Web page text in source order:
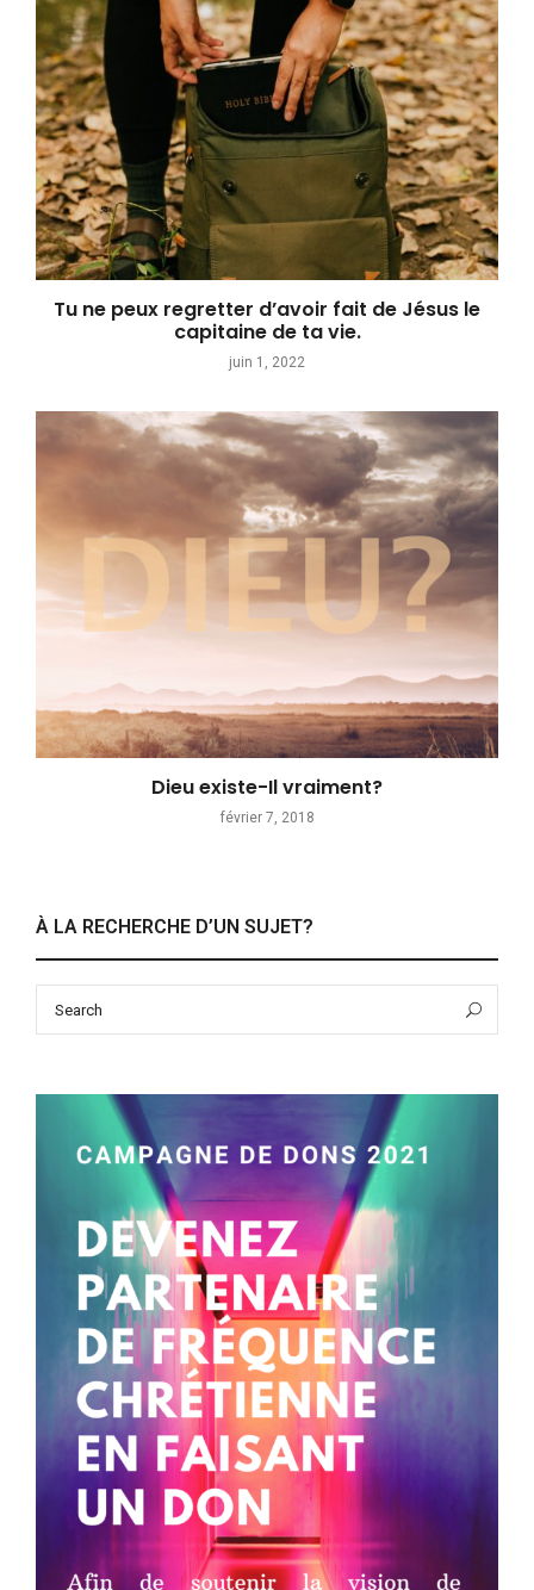
Tu ne peux regretter d’avoir fait de Jésus le
capitaine de ta vie.
juin 1, 2022
Dieu existe-Il vraiment?
février 7, 2018
À LA RECHERCHE D’UN SUJET?